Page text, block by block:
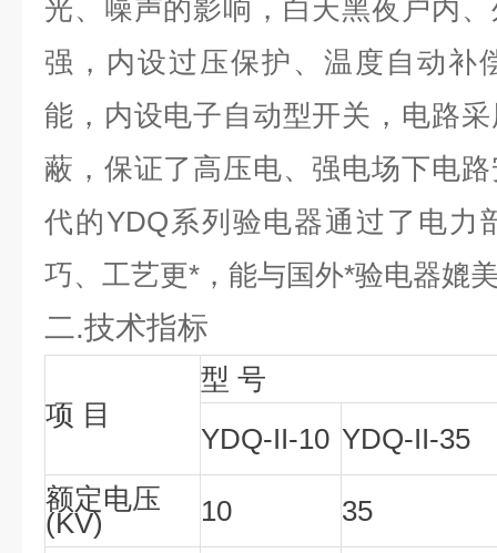
光、噪声的影响，白天黑夜户内
强，内设过压保护、温度自动补
能，内设电子自动型开关，电路
蔽，保证了高压电、强电场下电
代的YDQ系列验电器通过了电力
巧、工艺更*，能与国外*验电器媲
二.技术指标
项 目
型 号
YDQ-II-10 YDQ-II-35
额定电压
(KV) 10
35